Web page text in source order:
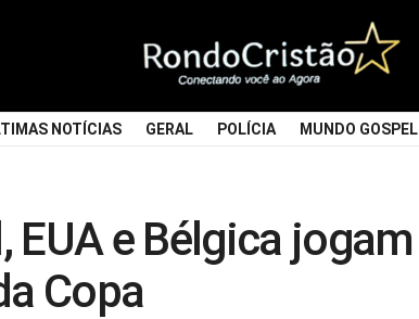
NOTÍCIAS GERAL POLÍCIA MUNDO GOSPEL
EUA e Bélgica jogam
Copa